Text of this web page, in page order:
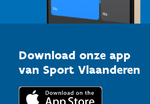
Download onze app
van Sport Vlaanderen